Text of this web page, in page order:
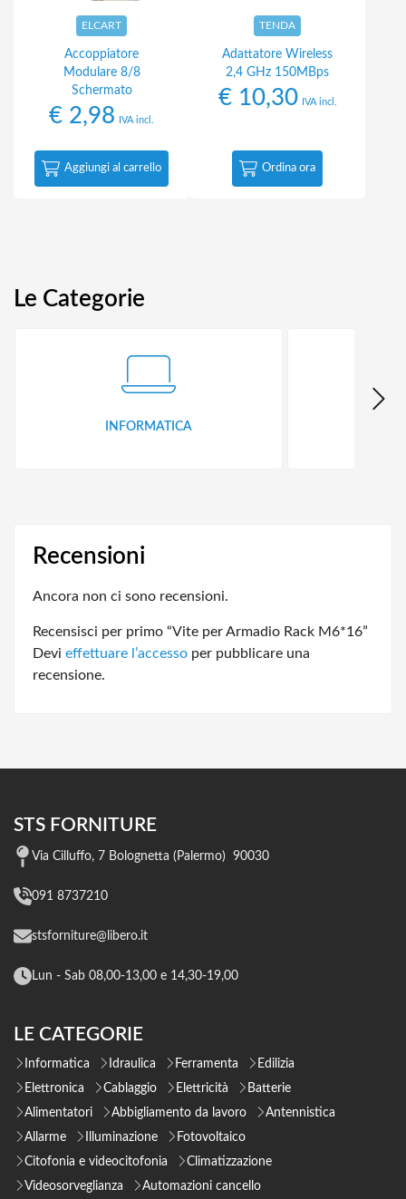
ELCART
Accoppiatore
Modulare 8/8
Schermato
€ 2,98 IVA incl.
Aggiungi al carrello
TENDA
Adattatore Wireless
2,4 GHz 150MBps
€10,30 IVA incl.
Ordina ora
Le Categorie
INFORMATICA
Recensioni
Ancora non ci sono recensioni.
Recensisci per primo “Vite per Armadio Rack M6*16”
Devi effettuare l’accesso per pubblicare una
recensione.
STS FORNITURE
Via Cilluffo, 7 Bolognetta (Palermo) 90030
091 8737210
stsforniture@libero.it
Lun - Sab 08,00-13,00 e 14,30-19,00
LE CATEGORIE
Informatica Idraulica Ferramenta
Edilizia
Elettronica
Cablaggio Elettricità
Batterie
Alimentatori
Abbigliamento da lavoro
Antennistica
Allarme
Illuminazione
Fotovoltaico
Citofonia e videocitofonia
Climatizzazione
Videosorveglianza
Automazioni cancello